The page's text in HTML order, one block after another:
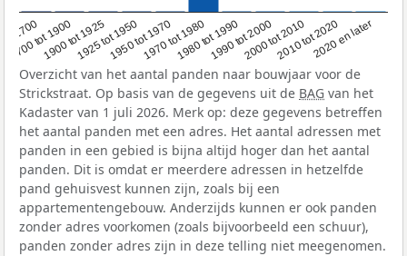
1700
1700 tot 1900
1900 tot 19251925 tot 19501950 tot 19701970 tot 19801980 tot 19901990 tot 20002000 tot 20102010 tot 20202020 en later
Overzicht van het aantal panden naar bouwjaar voor de
Strickstraat. Op basis van de gegevens uit de BAG van het
Kadaster van 1 juli 2026. Merk op: deze gegevens betreffen
het aantal panden met een adres. Het aantal adressen met
panden in een gebied is bijna altijd hoger dan het aantal
panden. Dit is omdat er meerdere adressen in hetzelfde
pand gehuisvest kunnen zijn, zoals bij een
appartementengebouw. Anderzijds kunnen er ook panden
zonder adres voorkomen (zoals bijvoorbeeld een schuur),
panden zonder adres zijn in deze telling niet meegenomen.